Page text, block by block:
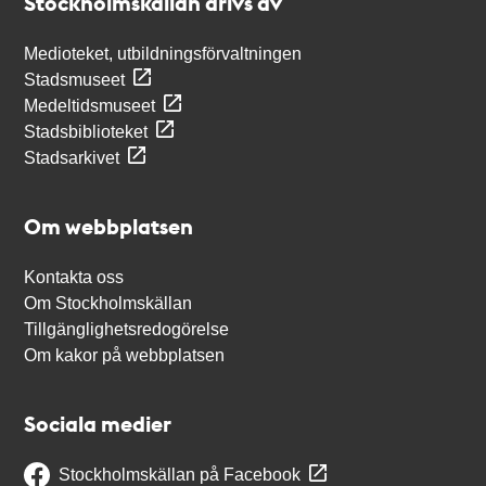
Medioteket, utbildningsförvaltningen
Stadsmuseet
Medeltidsmuseet
Stadsbiblioteket
Stadsarkivet
Om webbplatsen
Kontakta oss
Om Stockholmskällan
Tillgänglighetsredogörelse
Om kakor på webbplatsen
Sociala medier
Stockholmskällan på Facebook